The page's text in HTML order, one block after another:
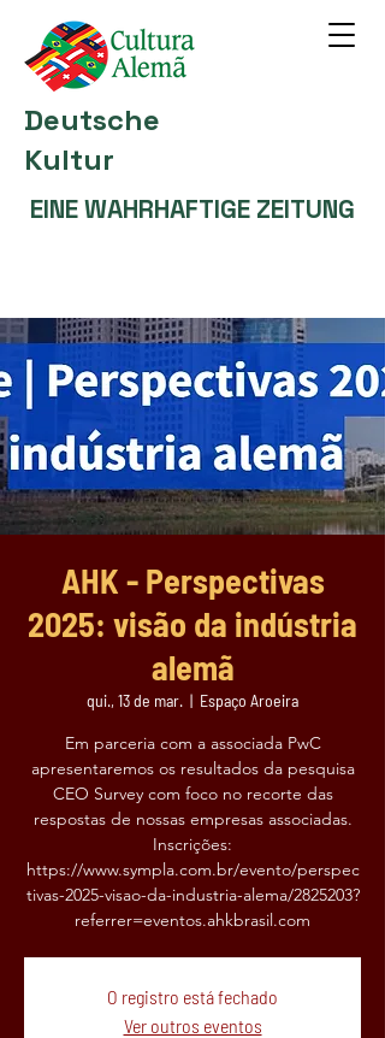
Deutsche
Kultur
EINE WAHRHAFTIGE ZEITUNG
AHK - Perspectivas
2025: visão da indústria
alemã
qui., 13 de mar.
  |
Espaço Aroeira
Em parceria com a associada PwC
apresentaremos os resultados da pesquisa
CEO Survey com foco no recorte das
respostas de nossas empresas associadas.
Inscrições:
https://www.sympla.com.br/evento/perspec
tivas-2025-visao-da-industria-alema/2825203?
referrer=eventos.ahkbrasil.com
O registro está fechado
Ver outros eventos